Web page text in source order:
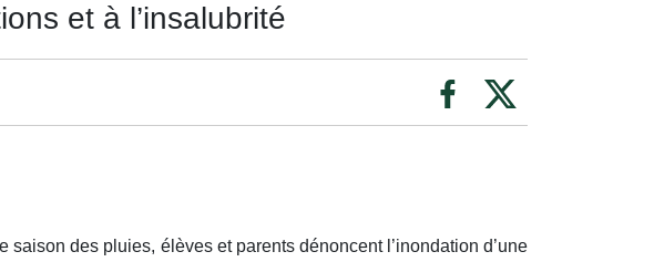
et à l’insalubrité
des pluies, élèves et parents dénoncent l’inondation d’une